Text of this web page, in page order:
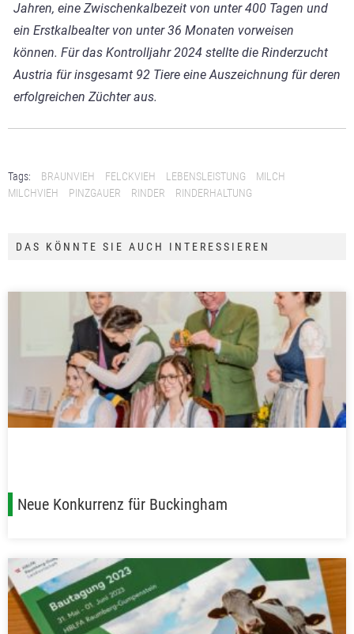
Jahren, eine Zwischenkalbezeit von unter 400 Tagen und
ein Erstkalbealter von unter 36 Monaten vorweisen
können. Für das Kontrolljahr 2024 stellte die Rinderzucht
Austria für insgesamt 92 Tiere eine Auszeichnung für deren
erfolgreichen Züchter aus.
Tags: BRAUNVIEH FELCKVIEH LEBENSLEISTUNG
MILCH
MILCHVIEH
PINZGAUER RINDER RINDERHALTUNG
DAS KÖNNTE SIE AUCH INTERESSIEREN
Neue Konkurrenz für Buckingham